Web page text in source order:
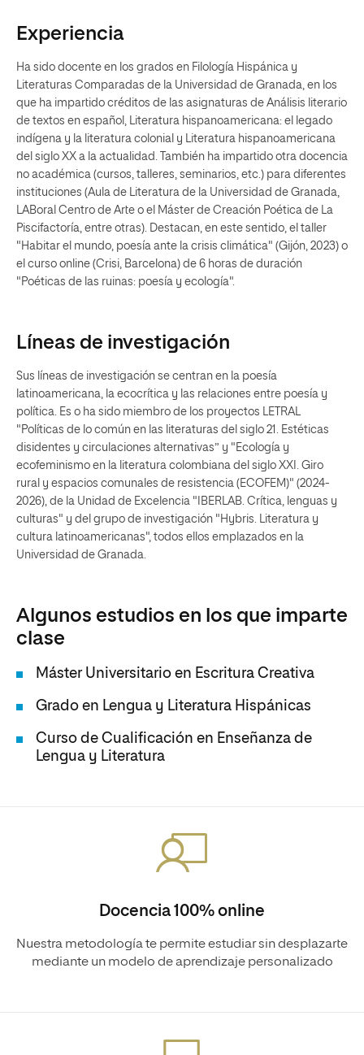
Experiencia
Ha sido docente en los grados en Filología Hispánica y
Literaturas Comparadas de la Universidad de Granada, en los
que ha impartido créditos de las asignaturas de Análisis literario
de textos en español, Literatura hispanoamericana: el legado
indígena y la literatura colonial y Literatura hispanoamericana
del siglo XX a la actualidad. También ha impartido otra docencia
no académica (cursos, talleres, seminarios, etc.) para diferentes
instituciones (Aula de Literatura de la Universidad de Granada,
LABoral Centro de Arte o el Máster de Creación Poética de La
Piscifactoría, entre otras). Destacan, en este sentido, el taller
"Habitar el mundo, poesía ante la crisis climática" (Gijón, 2023) o
el curso online (Crisi, Barcelona) de 6 horas de duración
"Poéticas de las ruinas: poesía y ecología".
Líneas de investigación
Sus líneas de investigación se centran en la poesía
latinoamericana, la ecocrítica y las relaciones entre poesía y
política. Es o ha sido miembro de los proyectos LETRAL
"Políticas de lo común en las literaturas del siglo 21. Estéticas
disidentes y circulaciones alternativas” y "Ecología y
ecofeminismo en la literatura colombiana del siglo XXI. Giro
rural y espacios comunales de resistencia (ECOFEM)" (2024-
2026), de la Unidad de Excelencia "IBERLAB. Crítica, lenguas y
culturas" y del grupo de investigación "Hybris. Literatura y
cultura latinoamericanas", todos ellos emplazados en la
Universidad de Granada.
Algunos estudios en los que imparte
clase
Máster Universitario en Escritura Creativa
Grado en Lengua y Literatura Hispánicas
Curso de Cualificación en Enseñanza de
Lengua y Literatura
Docencia 100% online
Nuestra metodología te permite estudiar sin desplazarte
mediante un modelo de aprendizaje personalizado